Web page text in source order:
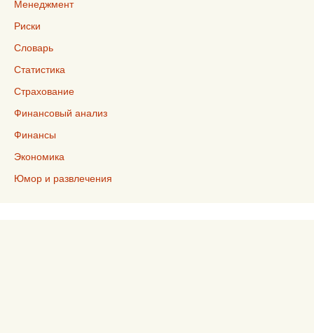
Менеджмент
Риски
Словарь
Статистика
Страхование
Финансовый анализ
Финансы
Экономика
Юмор и развлечения